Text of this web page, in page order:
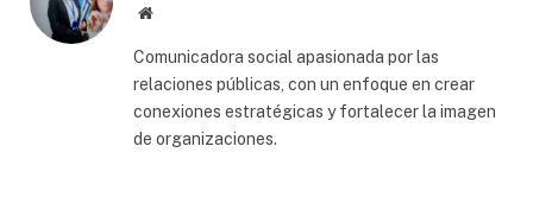
Website
Comunicadora social apasionada por las
relaciones públicas, con un enfoque en crear
conexiones estratégicas y fortalecer la imagen
de organizaciones.